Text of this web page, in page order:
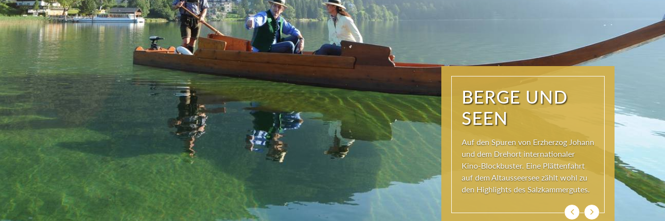
NATUR PUR
Ausseerland neue Kraft und viel
Inspiration. Das Wirkungsvermögen
kommt aus der Natur und ihren
ewigen Gestalten – den Bergen und
Seen.
ZurückWeiter